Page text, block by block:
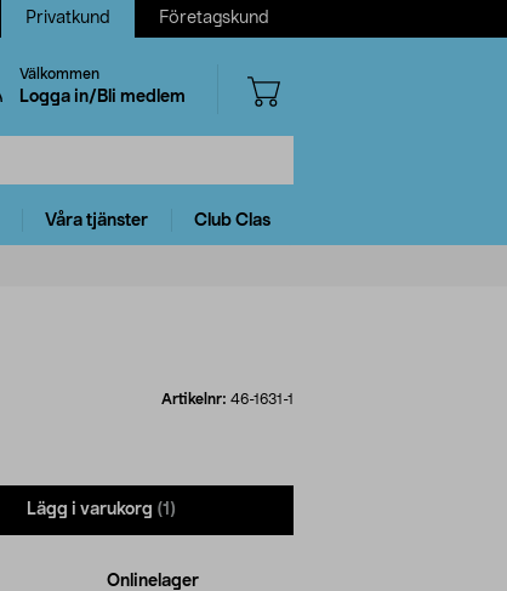
Privatkund Företagskund
Välkommen
Logga in/Bli medlem
Våra tjänster Club Clas
Artikelnr: 46-1631-1
Lägg i varukorg (1)
Onlinelager